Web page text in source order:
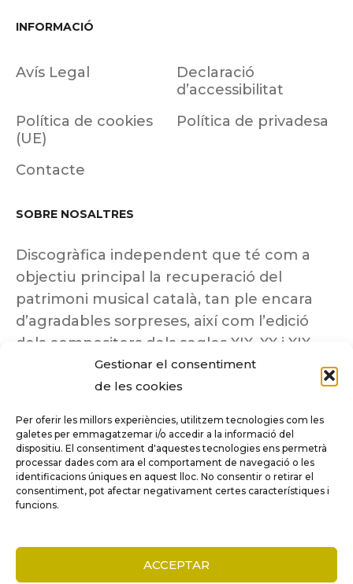
Gestionar el consentiment
de les cookies
Per oferir les millors experiències, utilitzem tecnologies com les
galetes per emmagatzemar i/o accedir a la informació del
dispositiu. El consentiment d'aquestes tecnologies ens permetrà
processar dades com ara el comportament de navegació o les
identificacions úniques en aquest lloc. No consentir o retirar el
consentiment, pot afectar negativament certes característiques i
funcions.
ACCEPTAR
INFORMACIÓ
Avís Legal
Declaració
d’accessibilitat
Política de cookies
(UE)
Política de privadesa
Contacte
SOBRE NOSALTRES
Discogràfica independent que té com a
objectiu principal la recuperació del
patrimoni musical català, tan ple encara
d’agradables sorpreses, així com l’edició
dels compositors dels segles XIX, XX i XIX
insuficientment coneguts.
Tots els drets reservats a ©Columna
Música.
COMPARE (0)